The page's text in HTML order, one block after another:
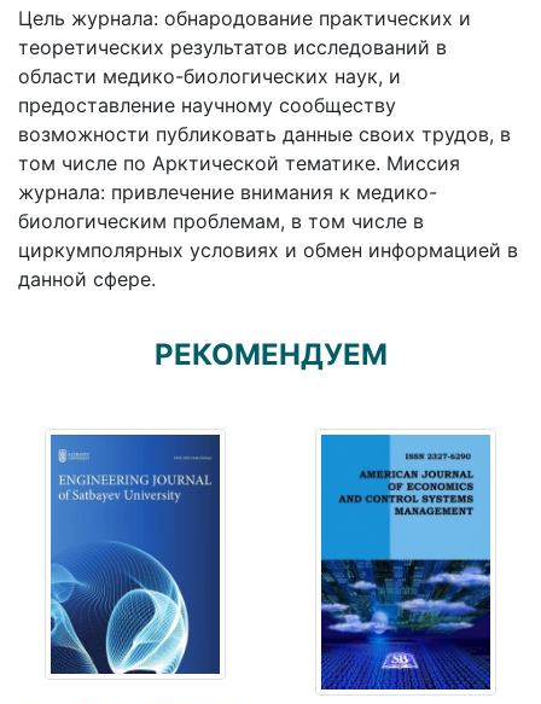
Цель журнала: обнародование практических и
теоретических результатов исследований в
области медико-биологических наук, и
предоставление научному сообществу
возможности публиковать данные своих трудов, в
том числе по Арктической тематике. Миссия
журнала: привлечение внимания к медико-
биологическим проблемам, в том числе в
циркумполярных условиях и обмен информацией в
данной сфере.
РЕКОМЕНДУЕМ